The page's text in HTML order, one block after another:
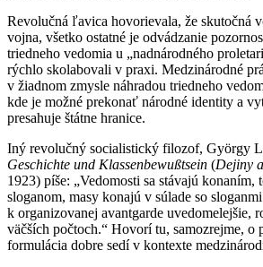
Revolučná ľavica hovorievala, že skutočná
vojna, všetko ostatné je odvádzanie
triedneho vedomia u „nadnárodného
rýchlo skolabovali v praxi. Medzinárodné
v žiadnom zmysle náhradou triedneho
kde je možné prekonať národné identity a
presahuje štátne hranice.
Iný revolučný socialistický filozof, György
Geschichte und Klassenbewußtsein (Dejiny
1923) píše: „Vedomosti sa stávajú konaním,
sloganom, masy konajú v súlade so
k organizovanej avantgarde uvedomelejšie,
väčších počtoch.“ Hovorí tu, samozrejme, o
formulácia dobre sedí v kontexte